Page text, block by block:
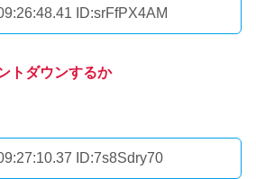
ID:srFfPX4AM
トダウンするか
ID:7s8Sdry70